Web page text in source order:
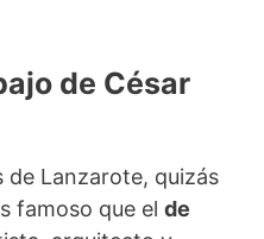
de César
de Lanzarote, quizás
famoso que el de